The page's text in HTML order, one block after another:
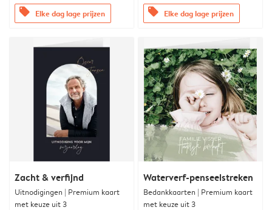
offers Elke dag lage prijzen offers Elke dag lage prijzen
Zacht & verfijnd
Uitnodigingen | Premium kaart
met keuze uit 3
Waterverf-penseelstreken
Bedankkaarten | Premium kaart
met keuze uit 3